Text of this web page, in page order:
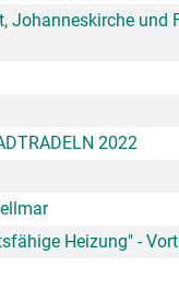
Johanneskirche
2022
Heizung" -